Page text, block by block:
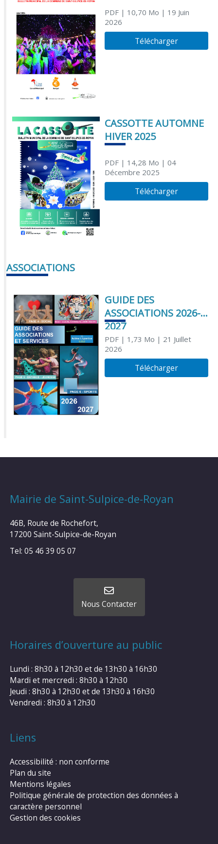
PDF| 10,70 Mo | 19 Juin
2026
Télécharger
CASSOTTE AUTOMNE
HIVER 2025
PDF| 14,28 Mo | 04
Décembre 2025
Télécharger
ASSOCIATIONS
GUIDE DES
ASSOCIATIONS 2026-
2027
PDF| 1,73 Mo | 21 Juillet
2026
Télécharger
Mairie de Saint-Sulpice-de-Royan
46B, Route de Rochefort,
17200 Saint-Sulpice-de-Royan
Tel: 05 46 39 05 07
Nous Contacter
Horaires d’ouverture au public
Lundi : 8h30 à 12h30 et de 13h30 à 16h30
Mardi et mercredi : 8h30 à 12h30
Jeudi : 8h30 à 12h30 et de 13h30 à 16h30
Vendredi : 8h30 à 12h30
Liens
Accessibilité : non conforme
Plan du site
Mentions légales
Politique générale de protection des données à
caractère personnel
Gestion des cookies